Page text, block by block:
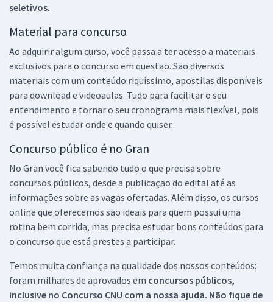
seletivos.
Material para concurso
Ao adquirir algum curso, você passa a ter acesso a materiais
exclusivos para o concurso em questão. São diversos
materiais com um conteúdo riquíssimo, apostilas disponíveis
para download e videoaulas. Tudo para facilitar o seu
entendimento e tornar o seu cronograma mais flexível, pois
é possível estudar onde e quando quiser.
Concurso público é no Gran
No Gran você fica sabendo tudo o que precisa sobre
concursos públicos, desde a publicação do edital até as
informações sobre as vagas ofertadas. Além disso, os cursos
online que oferecemos são ideais para quem possui uma
rotina bem corrida, mas precisa estudar bons conteúdos para
o concurso que está prestes a participar.
Temos muita confiança na qualidade dos nossos conteúdos:
foram milhares de aprovados em concursos públicos,
inclusive no Concurso CNU com a nossa ajuda. Não fique de